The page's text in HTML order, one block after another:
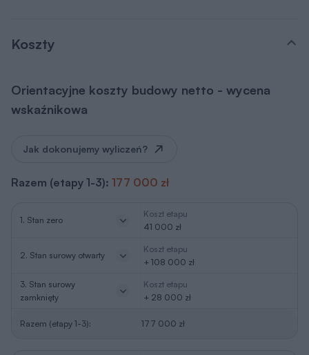
Koszty
Orientacyjne koszty budowy netto - wycena
wskaźnikowa
Jak dokonujemy wyliczeń?
Razem (etapy 1-3): 177 000 zł
1. Stan zero
Koszt etapu
41 000 zł
2. Stan surowy otwarty
Koszt etapu
+ 108 000 zł
3. Stan surowy
zamknięty
Koszt etapu
+ 28 000 zł
Razem (etapy 1-3): 177 000 zł